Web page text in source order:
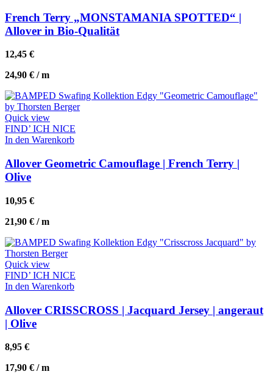
French Terry „MONSTAMANIA SPOTTED“ |
Allover in Bio-Qualität
12,45 €
24,90 € /m
Quick view
FIND’ ICH NICE
In den Warenkorb
Allover Geometric Camouflage | French Terry |
Olive
10,95 €
21,90 € /m
Quick view
FIND’ ICH NICE
In den Warenkorb
Allover CRISSCROSS | Jacquard Jersey | angeraut
| Olive
8,95 €
17,90 € /m